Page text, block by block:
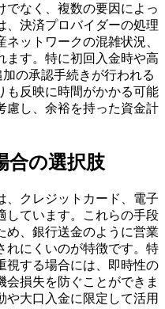
でなく、複数の要因によっ
、決済プロバイダーの処理
ットワークの混雑状況、
ます。特に初回入金時や高
の承認手続きが行われる
も反映に時間がかかる可能
慮し、余裕を持った資金計
合の選択肢
、クレジットカード、電子
しています。これらの手段
め、銀行送金のように営業
れにくいのが特徴です。特
視する場合には、即時性の
損失を防ぐことができま
や大口入金に限定して活用